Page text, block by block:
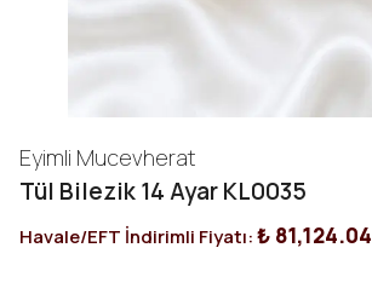
Eyimli Mucevherat
Tül Bilezik 14 Ayar KL0035
Havale/EFT İndirimli Fiyatı:₺ 81,124.04